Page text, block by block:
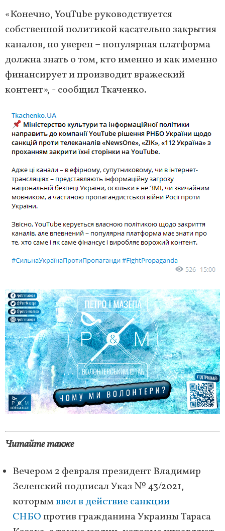
«Конечно, YouTube руководствуется
собственной политикой касательно закрытия
каналов, но уверен – популярная платформа
должна знать о том, кто именно и как именно
финансирует и производит вражеский
контент», - сообщил Ткаченко.
Читайте также
Вечером 2 февраля президент Владимир
Зеленский подписал Указ № 43/2021,
которымввел в действие санкции
СНБОпротив гражданина Украины Тараса